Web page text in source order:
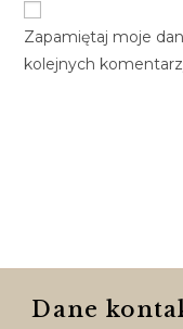
Zapamiętaj moje
kolejnych
Dane